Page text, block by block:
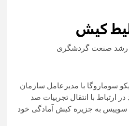
کیش
رشد صنعت گردشگری
سوماروگا با مدیرعامل سازمان
ارتباط با انتقال تجربیات صد
به جزیره کیش آمادگی خود